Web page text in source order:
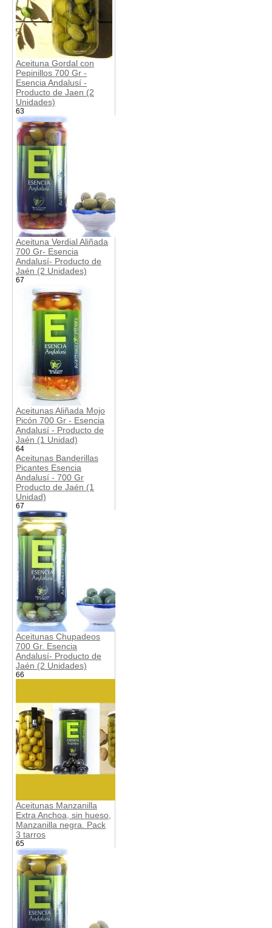
Aceituna Gordal con
Pepinillos 700 Gr -
Esencia Andalusí -
Producto de Jaen (2
Unidades)
63
Aceituna Verdial Aliñada
700 Gr- Esencia
Andalusí- Producto de
Jaén (2 Unidades)
67
Aceitunas Aliñada Mojo
Picón 700 Gr - Esencia
Andalusí - Producto de
Jaén (1 Unidad)
64
Aceitunas Banderillas
Picantes Esencia
Andalusí - 700 Gr
Producto de Jaén (1
Unidad)
67
Aceitunas Chupadeos
700 Gr. Esencia
Andalusí- Producto de
Jaén (2 Unidades)
66
Aceitunas Manzanilla
Extra Anchoa, sin hueso,
Manzanilla negra. Pack
3 tarros
65